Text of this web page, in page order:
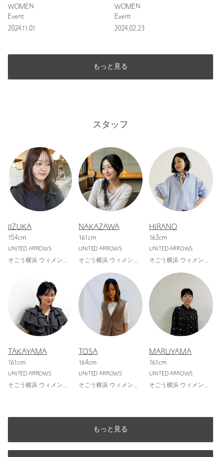
COLLECTION
WOMEN
Event
2024.11.01
COLLECTION
WOMEN
Event
2024.02.23
もっと見る
スタッフ
IIZUKA
154cm
UNITED ARROWS
そごう横浜 ウィメンズストア
NAKAZAWA
161cm
UNITED ARROWS
そごう横浜 ウィメンズストア
HIRANO
163cm
UNITED ARROWS
そごう横浜 ウィメンズストア
TAKAYAMA
161cm
UNITED ARROWS
そごう横浜 ウィメンズストア
TOSA
164cm
UNITED ARROWS
そごう横浜 ウィメンズストア
MARUYAMA
161cm
UNITED ARROWS
そごう横浜 ウィメンズストア
もっと見る